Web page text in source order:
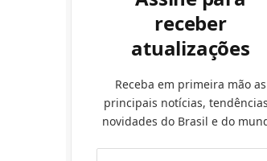
receber
atualizações
Receba em primeira mão as
principais notícias,
novidades do Brasil e do